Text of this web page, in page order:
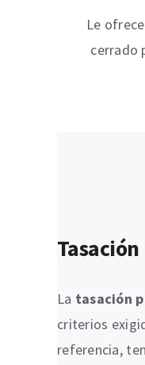
Le
cerrado
La tasación
criterios
referencia,